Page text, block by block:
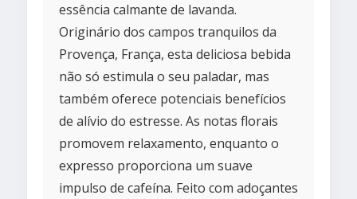
essência calmante de lavanda.
Originário dos campos tranquilos da
Provença, França, esta deliciosa bebida
não só estimula o seu paladar, mas
também oferece potenciais benefícios
de alívio do estresse. As notas florais
promovem relaxamento, enquanto o
expresso proporciona um suave
impulso de cafeína. Feito com adoçantes